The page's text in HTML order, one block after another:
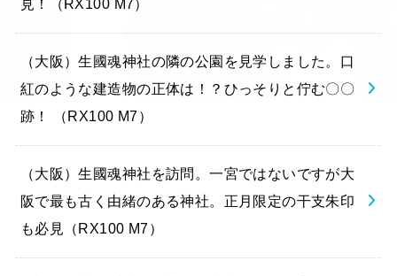
見！（RX100 M7）
（大阪）生國魂神社の隣の公園を見学しました。口
紅のような建造物の正体は！？ひっそりと佇む〇〇
跡！ （RX100 M7）
（大阪）生國魂神社を訪問。一宮ではないですが大
阪で最も古く由緒のある神社。正月限定の干支朱印
も必見（RX100 M7）